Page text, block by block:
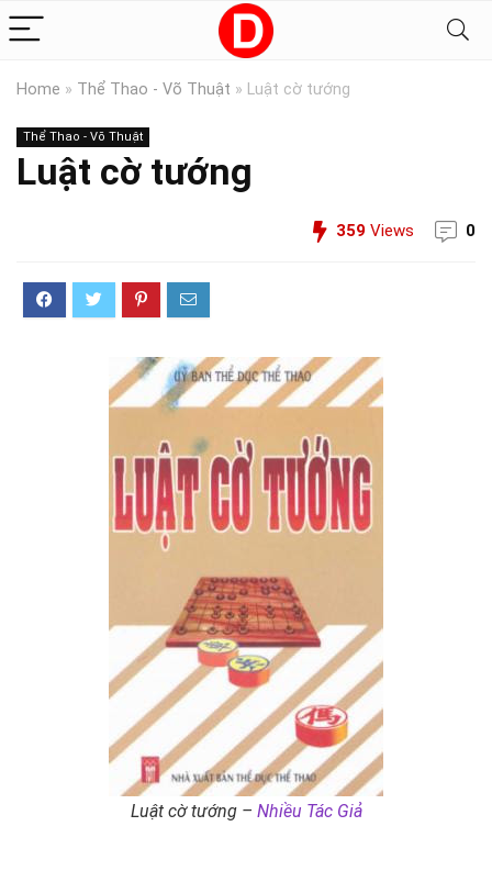
Home » Thể Thao - Võ Thuật » Luật cờ tướng
Thể Thao - Võ Thuật
Luật cờ tướng
359 Views 0
Luật cờ tướng – Nhiều Tác Giả